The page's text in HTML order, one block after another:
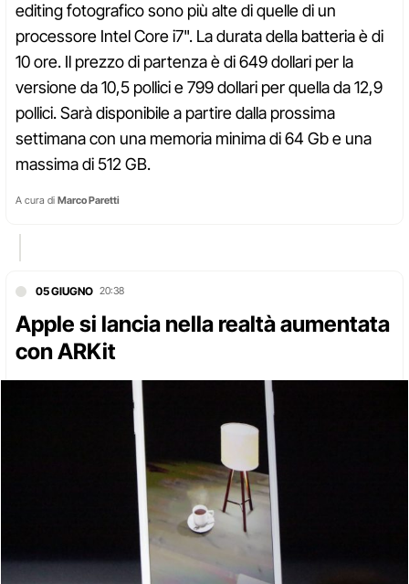
editing fotografico sono più alte di quelle di un
processore Intel Core i7". La durata della batteria è di
10 ore. Il prezzo di partenza è di 649 dollari per la
versione da 10,5 pollici e 799 dollari per quella da 12,9
pollici. Sarà disponibile a partire dalla prossima
settimana con una memoria minima di 64 Gb e una
massima di 512 GB.
A cura di Marco Paretti
05 GIUGNO 20:38
Apple si lancia nella realtà aumentata
con ARKit